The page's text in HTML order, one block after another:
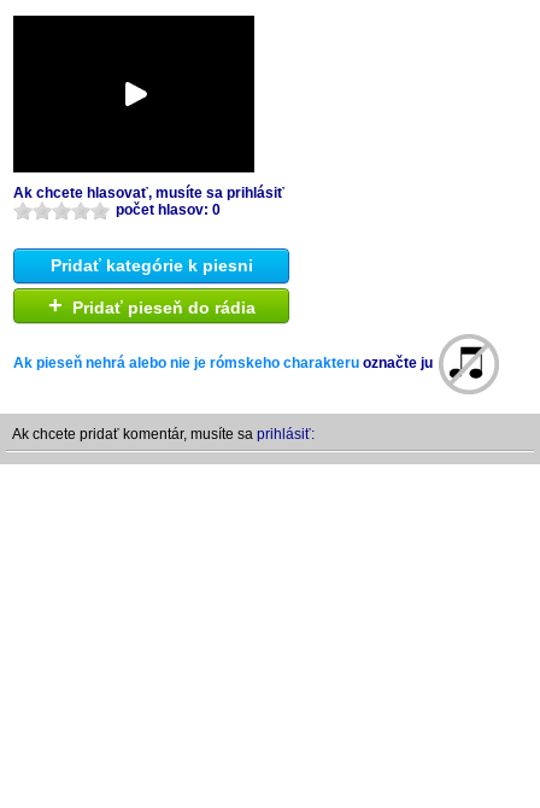
Ak chcete hlasovať, musíte sa prihlásiť
počet hlasov: 0
Pridať kategórie k piesni
+ Pridať pieseň do rádia
Ak pieseň nehrá alebo nie je rómskeho charakteru označte ju
Ak chcete pridať komentár, musíte sa prihlásiť: